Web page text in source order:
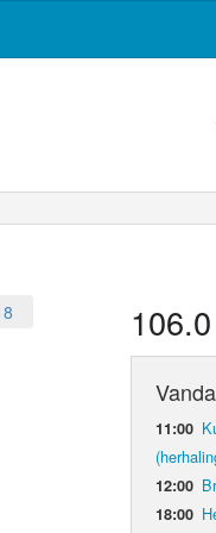
11:00
12:00
18:00